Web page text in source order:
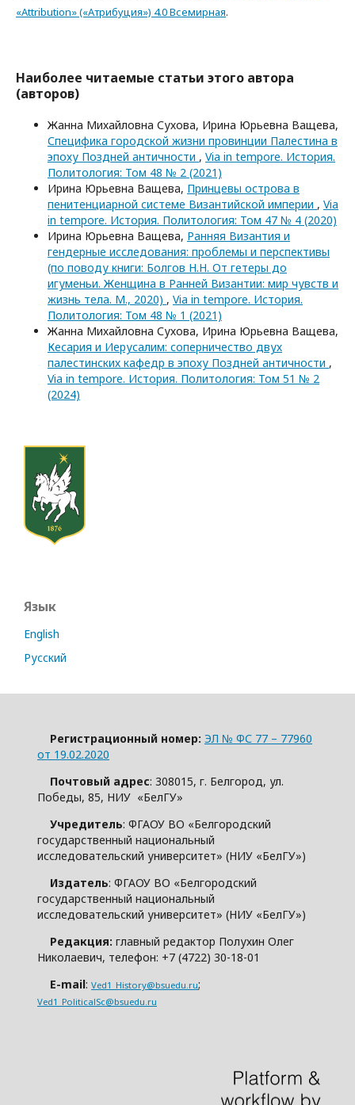
«Attribution» («Атрибуция») 4.0 Всемирная.
Наиболее читаемые статьи этого автора
(авторов)
Жанна Михайловна Сухова, Ирина Юрьевна Ващева,
Специфика городской жизни провинции Палестина в
эпоху Поздней античности , Via in tempore. История.
Политология: Том 48 № 2 (2021)
Ирина Юрьевна Ващева, Принцевы острова в
пенитенциарной системе Византийской империи , Via
in tempore. История. Политология: Том 47 № 4 (2020)
Ирина Юрьевна Ващева, Ранняя Византия и
гендерные исследования: проблемы и перспективы
(по поводу книги: Болгов Н.Н. От гетеры до
игуменьи. Женщина в Ранней Византии: мир чувств и
жизнь тела. М., 2020) , Via in tempore. История.
Политология: Том 48 № 1 (2021)
Жанна Михайловна Сухова, Ирина Юрьевна Ващева,
Кесария и Иерусалим: соперничество двух
палестинских кафедр в эпоху Поздней античности ,
Via in tempore. История. Политология: Том 51 № 2
(2024)
Язык
English
Русский
Регистрационный номер: ЭЛ № ФС 77 – 77960
от 19.02.2020
Почтовый адрес: 308015, г. Белгород, ул.
Победы, 85, НИУ «БелГУ»
Учредитель: ФГАОУ ВО «Белгородский
государственный национальный
исследовательский университет» (НИУ «БелГУ»)
Издатель: ФГАОУ ВО «Белгородский
государственный национальный
исследовательский университет» (НИУ «БелГУ»)
Редакция: главный редактор Полухин Олег
Николаевич, телефон: +7 (4722) 30-18-01
E-mail: Ved1_History@bsuedu.ru;
Ved1_PoliticalSc@bsuedu.ru